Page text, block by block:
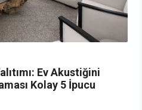
Ev Akustiğini
Kolay 5 İpucu